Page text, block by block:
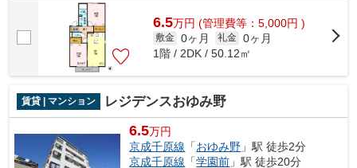
ネットをよく使う方におすすめです。お...
6.5万円 (管理費等：5,000円 )
敷金 0ヶ月 礼金 0ヶ月
1階 / 2DK / 50.12㎡
賃貸 | マンション レジデンスおゆみ野
6.5万円
京成千原線 「おゆみ野 」駅 徒歩2分
京成千原線 「学園前 」駅 徒歩20分